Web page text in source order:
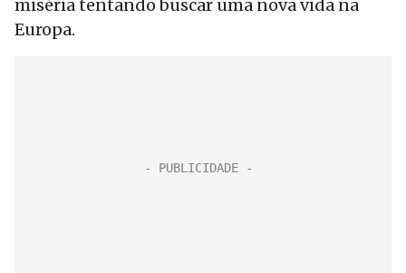
miséria tentando buscar uma nova vida na
Europa.